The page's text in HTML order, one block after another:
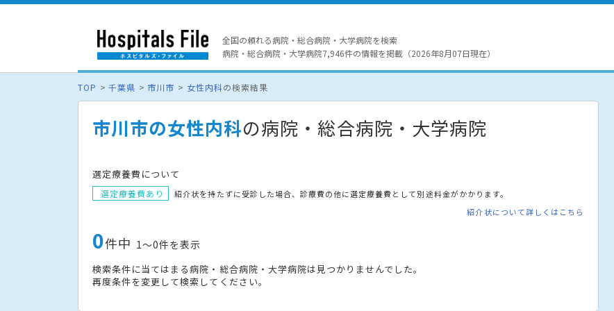
全国の頼れる病院・総合病院・大学病院を検索
病院・総合病院・大学病院7,946件の情報を掲載（2026年8月07日現在）
TOP 千葉県 市川市 女性内科の検索結果
市川市の女性内科の病院・総合病院・大学病院
選定療養費について
選定療養費あり
紹介状を持たずに受診した場合、診療費の他に選定療養費として別途料金がかかります。
紹介状について詳しくはこちら
0件中 1〜0件を表示
検索条件に当てはまる病院・総合病院・大学病院は見つかりませんでした。
再度条件を変更して検索してください。